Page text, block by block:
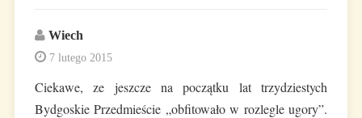
Wiech
7 lutego 2015
Ciekawe, ze jeszcze na początku lat trzydziestych
Bydgoskie Przedmieście „obfitowało w rozlegle ugory”.